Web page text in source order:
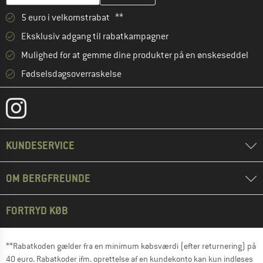
5 euro i velkomstrabat **
Eksklusiv adgang til rabatkampagner
Mulighed for at gemme dine produkter på en ønskeseddel
Fødselsdagsoverraskelse
KUNDESERVICE
OM BERGFREUNDE
FORTRYD KØB
**Rabatkoden gælder fra en minimum købsværdi (efter returnering) på
40 euro. Rabatkoder ifm. oprettelse af en kundekonto kan kun indløses